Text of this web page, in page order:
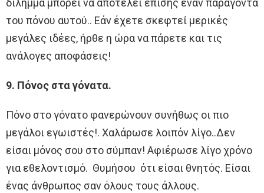
δίλημμα μπορεί να αποτελεί επίσης έναν παράγοντα
του πόνου αυτού.. Εάν έχετε σκεφτεί μερικές
μεγάλες ιδέες, ήρθε η ώρα να πάρετε και τις
ανάλογες αποφάσεις!
9. Πόνος στα γόνατα.
Πόνο στο γόνατο φανερώνουν συνήθως οι πιο
μεγάλοι εγωιστές!. Χαλάρωσε λοιπόν λίγο..Δεν
είσαι μόνος σου στο σύμπαν! Αφιέρωσε λίγο χρόνο
για εθελοντισμό. Θυμήσου ότι είσαι θνητός. Είσαι
ένας άνθρωπος σαν όλους τους άλλους.